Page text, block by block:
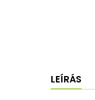
LEÍRÁS